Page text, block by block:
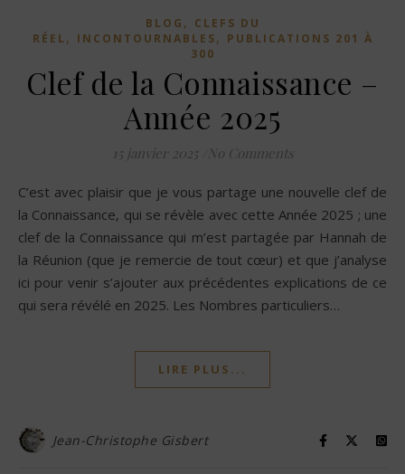
BLOG , CLEFS DU
RÉEL, INCONTOURNABLES, PUBLICATIONS 201 À
300
Clef de la Connaissance –
Année 2025
15 janvier 2025 No Comments
C’est avec plaisir que je vous partage une nouvelle clef de
la Connaissance, qui se révèle avec cette Année 2025 ; une
clef de la Connaissance qui m’est partagée par Hannah de
la Réunion (que je remercie de tout cœur) et que j’analyse
ici pour venir s’ajouter aux précédentes explications de ce
qui sera révélé en 2025. Les Nombres particuliers…
LIRE PLUS...
Jean-Christophe Gisbert